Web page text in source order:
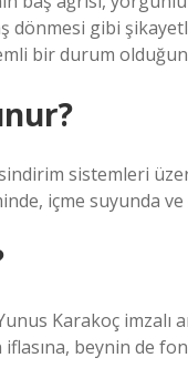
dönmesi gibi
bir durum
sistemleri
içme suyunda ve
Karakoç imzalı
beynin de